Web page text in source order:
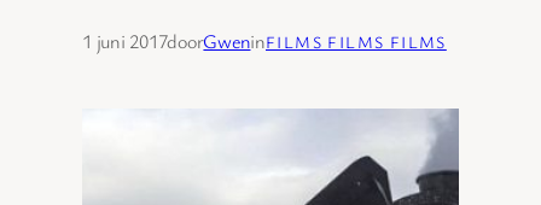
1 juni 2017doorGweninFILMS FILMS FILMS